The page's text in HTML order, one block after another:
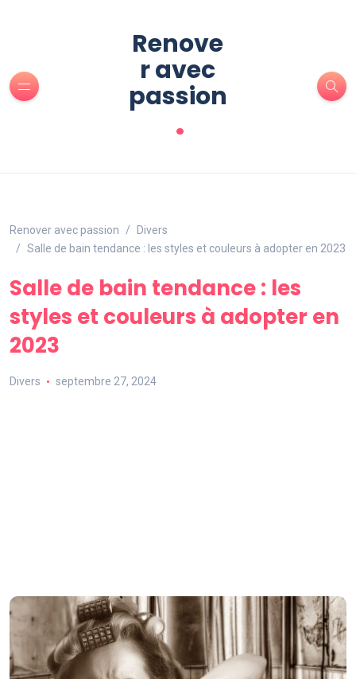
Renove
r avec
passion
.
Renover avec passion
Divers
Salle de bain tendance : les styles et couleurs à adopter en 2023
Salle de bain tendance : les
styles et couleurs à adopter en
2023
Divers septembre 27, 2024